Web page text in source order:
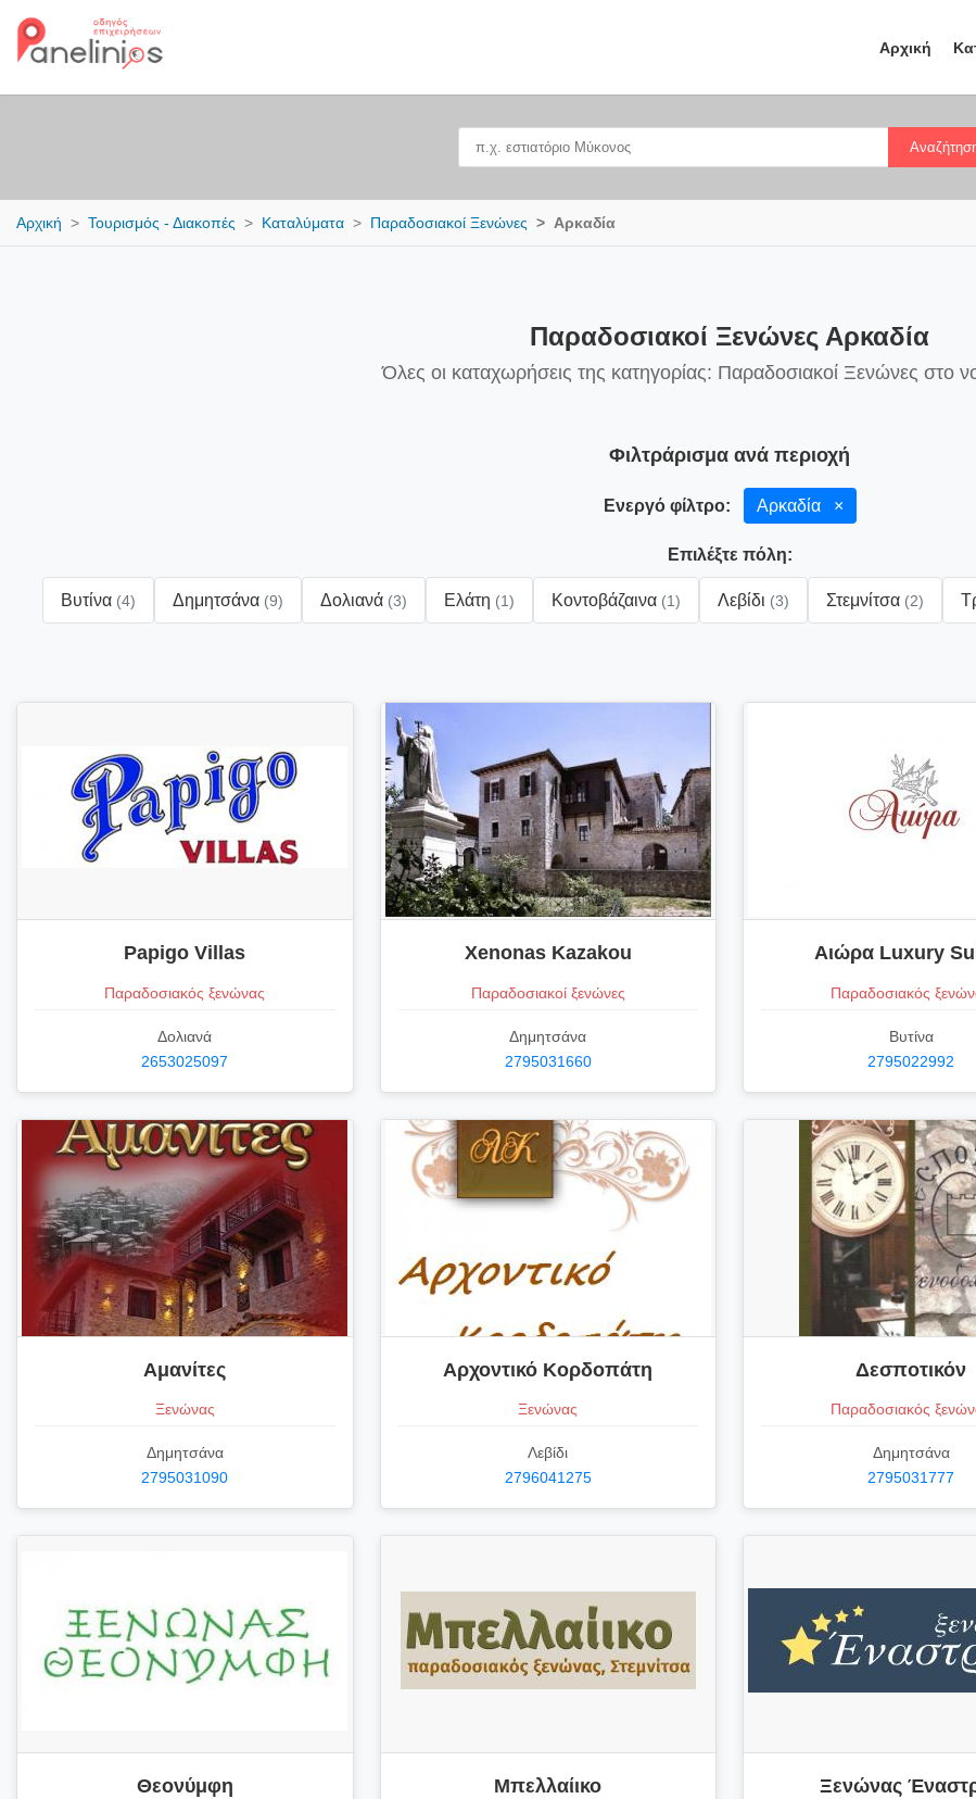
Αρχική
Αρχική Τουρισμός - Διακοπές Καταλύματα Παραδοσιακοί Ξενώνες Αρκαδία
Παραδοσιακοί Ξενώνες Αρκαδία
Όλες οι καταχωρήσεις της κατηγορίας: Παραδοσιακοί Ξενώνες στο
Φιλτράρισμα ανά περιοχή
Ενεργό φίλτρο: Αρκαδία ×
Επιλέξτε πόλη:
Βυτίνα (4) Δημητσάνα (9) Δολιανά (3) Ελάτη (1) Κοντοβάζαινα (1) Λεβίδι (3) Στεμνίτσα (2)
Papigo Villas
Παραδοσιακός ξενώνας
Δολιανά
2653025097
Xenonas Kazakou
Παραδοσιακοί ξενώνες
Δημητσάνα
2795031660
Αιώρα Luxury
Παραδοσιακός
Βυτίνα
2795022992
Αμανίτες
Ξενώνας
Δημητσάνα
2795031090
Αρχοντικό Κορδοπάτη
Ξενώνας
Λεβίδι
2796041275
Δεσποτικόν
Παραδοσιακός
Δημητσάνα
2795031777
Θεονύμφη Μπελλαίικο Ξενώνας